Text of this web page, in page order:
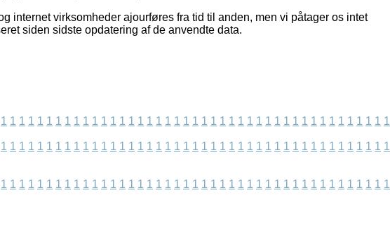
internet virksomheder ajourføres fra tid til anden, men vi påtager os intet
siden sidste opdatering af de anvendte data.
1 1 1 1 1 1 1 1 1 1 1 1 1 1 1 1 1 1 1 1 1 1 1 1 1 1 1 1 1 1 1 1 1 1 1 1 1 1 1 1 1 1 1
1 1 1 1 1 1 1 1 1 1 1 1 1 1 1 1 1 1 1 1 1 1 1 1 1 1 1 1 1 1 1 1 1 1 1 1 1 1 1 1 1 1 1
1 1 1 1 1 1 1 1 1 1 1 1 1 1 1 1 1 1 1 1 1 1 1 1 1 1 1 1 1 1 1 1 1 1 1 1 1 1 1 1 1 1 1